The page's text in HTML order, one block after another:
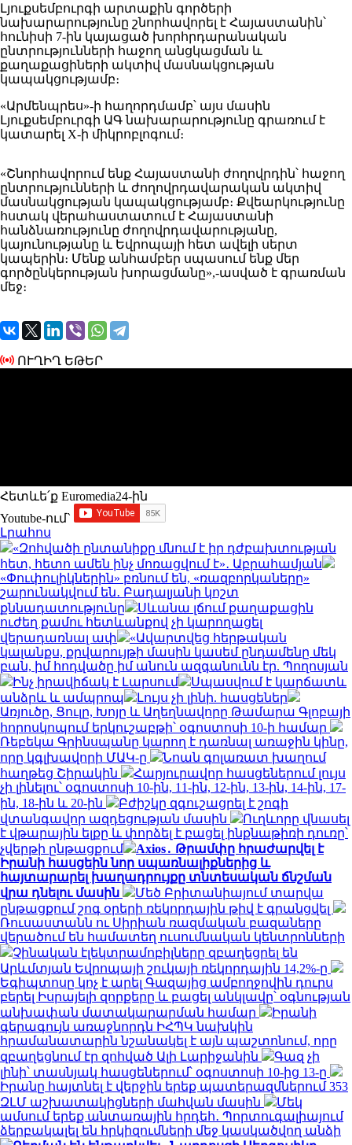
Լյուքսեմբուրգի արտաքին գործերի
նախարարությունը շնորհավորել է Հայաստանին՝
հունիսի 7-ին կայացած խորհրդարանական
ընտրությունների հաջող անցկացման և
քաղաքացիների ակտիվ մասնակցության
կապակցությամբ։
«Արմենպրես»-ի հաղորդմամբ՝ այս մասին
Լյուքսեմբուրգի ԱԳ նախարարությունը գրառում է
կատարել X-ի միկրոբլոգում։
«Շնորհավորում ենք Հայաստանի ժողովրդին՝ հաջող
ընտրությունների և ժողովրդավարական ակտիվ
մասնակցության կապակցությամբ։ Քվեարկությունը
հստակ վերահաստատում է Հայաստանի
հանձնառությունը ժողովրդավարությանը,
կայունությանը և Եվրոպայի հետ ավելի սերտ
կապերին։ Մենք անհամբեր սպասում ենք մեր
գործընկերության խորացմանը»,-ասված է գրառման
մեջ։
ՈՒՂԻՂ ԵԹԵՐ
Հետևե՛ք Euromedia24-ին
Youtube-ում`
Լրահոս
«Զոհվածի ընտանիքը մնում է իր դժբախտության
հետ, հետո ամեն ինչ մոռացվում է»․ Աբրահամյան
«Փուփուլիկներին» բռնում են, «ռազբորկաները»
շարունակվում են․ Բադալյանի կոշտ
քննադատությունը
Սևանա լճում քաղաքացին
ուժեղ քամու հետևանքով չի կարողացել
վերադառնալ ափ
«Ավարտվեց հերթական
կալանքս, քրվարույթի մասին կասեմ ընդամենը մեկ
բան, իմ հոդվածը իմ անուն ազգանունն էր. Պողոսյան
Ինչ իրավիճակ է Լարսում
Սպասվում է կարճատև
անձրև և ամպրոպ
Լույս չի լինի. հասցեներ
Առյուծը, Ցուլը, Խոյը և Աղեղնավորը Թամարա Գլոբայի
հորոսկոպում երկուշաբթի՝ օգոստոսի 10-ի համար
Ռեբեկա Գրինսպանը կարող է դառնալ առաջին կինը,
որը կգլխավորի ՄԱԿ-ը
Նոան գոլառատ խաղում
հաղթեց Շիրակին
Հարյուրավոր հասցեներում լույս
չի լինելու՝ օգոստոսի 10-ին, 11-ին, 12-ին, 13-ին, 14-ին, 17-
ին, 18-ին և 20-ին
Բժիշկը զգուշացրել է շոգի
վտանգավոր ազդեցության մասին
Ուղևորը վնասել
է վթարային ելքը և փորձել է բացել ինքնաթիռի դուռը՝
չվերթի ընթացքում
Axios․ Թրամփը հրաժարվել է
Իրանի հասցեին նոր սպառնալիքներից և
հայտարարել խաղադրույքը տնտեսական ճնշման
վրա դնելու մասին
Մեծ Բրիտանիայում տարվա
ընթացքում շոգ օրերի ռեկորդային թիվ է գրանցվել
Ռուսաստանն ու Սիրիան ռազմական բազաները
վերածում են համատեղ ուսումնական կենտրոնների
Չինական էլեկտրամոբիլները զբաղեցրել են
Արևմտյան Եվրոպայի շուկայի ռեկորդային 14,2%-ը
Եգիպտոսը կոչ է արել Գազայից ամբողջովին դուրս
բերել Իսրայելի զորքերը և բացել անկլավը՝ օգնության
անխափան մատակարարման համար
Իրանի
գերագույն առաջնորդն ԻՀՊԿ նախկին
հրամանատարին նշանակել է այն պաշտոնում, որը
զբաղեցնում էր զոհված Ալի Լարիջանին
Գազ չի
լինի՝ տասնյակ հասցեներում՝ օգոստոսի 10-ից 13-ը
Իրանը հայտնել է վերջին երեք պատերազմներում 353
ԶԼՄ աշխատակիցների մահվան մասին
Մեկ
ամսում երեք անտառային հրդեհ․ Պորտուգալիայում
ձերբակալել են հրկիզումների մեջ կասկածվող անձի